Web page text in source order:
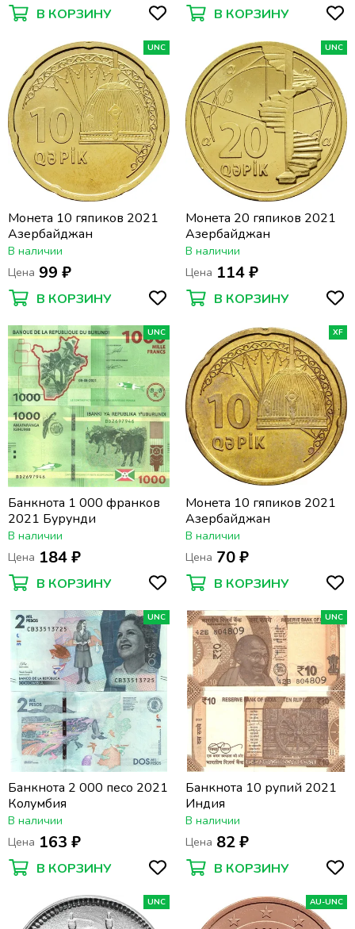
В КОРЗИНУ В КОРЗИНУ
UNC
Монета 10 гяпиков 2021
Азербайджан
В наличии
Цена 99 ₽
В КОРЗИНУ
UNC
Монета 20 гяпиков 2021
Азербайджан
В наличии
Цена 114 ₽
В КОРЗИНУ
UNC
Банкнота 1 000 франков
2021 Бурунди
В наличии
Цена 184 ₽
В КОРЗИНУ
XF
Монета 10 гяпиков 2021
Азербайджан
В наличии
Цена 70 ₽
В КОРЗИНУ
UNC
Банкнота 2 000 песо 2021
Колумбия
В наличии
Цена 163 ₽
В КОРЗИНУ
UNC
Банкнота 10 рупий 2021
Индия
В наличии
Цена 82 ₽
В КОРЗИНУ
UNC AU-UNC